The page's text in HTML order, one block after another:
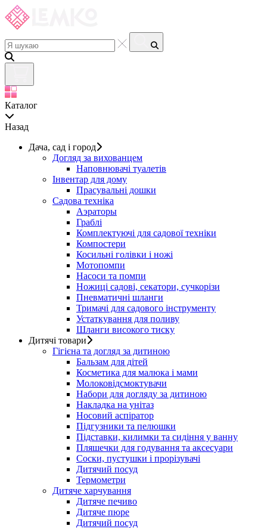
Каталог
Назад
Дача, сад і город
Догляд за вихованцем
Наповнювачі туалетів
Інвентар для дому
Прасувальні дошки
Садова техніка
Аэраторы
Граблі
Комплектуючі для садової техніки
Компостери
Косильні голівки і ножі
Мотопомпи
Насоси та помпи
Ножиці садові, секатори, сучкорізи
Пневматичні шланги
Тримачі для садового інструменту
Устаткування для поливу
Шланги високого тиску
Дитячі товари
Гігієна та догляд за дитиною
Бальзам для дітей
Косметика для малюка і мами
Молоковідсмоктувачи
Набори для догляду за дитиною
Накладка на унітаз
Носовий аспіратор
Підгузники та пелюшки
Підставки, килимки та сидіння у ванну
Пляшечки для годування та аксесуари
Соски, пустушки і прорізувачі
Дитячий посуд
Термометри
Дитяче харчування
Дитяче печиво
Дитяче пюре
Дитячий посуд